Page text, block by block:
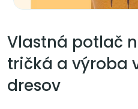
Vlastná potlač
tričká a výroba
dresov